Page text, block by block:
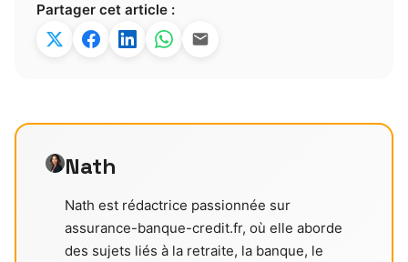
Partager cet article :
Nath
Nath est rédactrice passionnée sur
assurance-banque-credit.fr, où elle aborde
des sujets liés à la retraite, la banque, le